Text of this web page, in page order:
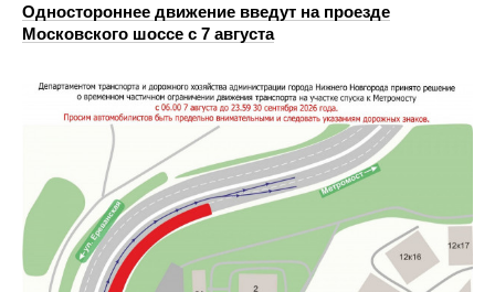
Одностороннее движение введут на проезде
Московского шоссе с 7 августа